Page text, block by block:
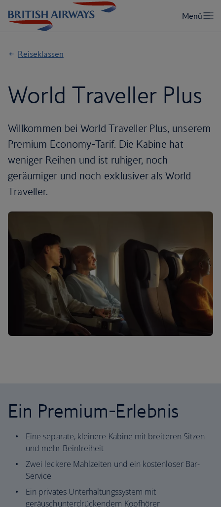
Reiseklassen
World Traveller Plus
Willkommen bei World Traveller Plus, unserem
Premium Economy-Tarif. Die Kabine hat
weniger Reihen und ist ruhiger, noch
geräumiger und noch exklusiver als World
Traveller.
Ein Premium-Erlebnis
Eine separate, kleinere Kabine mit breiteren Sitzen
und mehr Beinfreiheit
Zwei leckere Mahlzeiten und ein kostenloser Bar-
Service
Ein privates Unterhaltungssystem mit
geräuschunterdrückendem Kopfhörer